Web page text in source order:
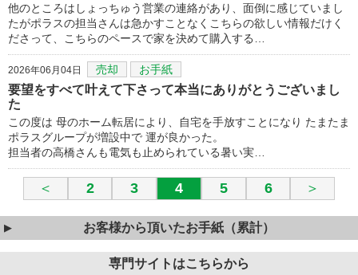
他のところはしょっちゅう営業の連絡があり、面倒に感じていまし
たがポラスの担当さんは急かすことなくこちらの欲しい情報だけく
ださって、こちらのペースで家を決めて購入する…
2026年06月04日 売却 お手紙
要望をすべて叶えて下さって本当にありがとうございまし
た
この度は 母のホーム転居により、自宅を手放すことになり たまたま
ポラスグループが増設中で 運が良かった。
担当者の高橋さんも電気も止められている暑い実…
＜ 2 3 4 5 6 ＞
お客様から頂いたお手紙（累計）
専門サイトはこちらから